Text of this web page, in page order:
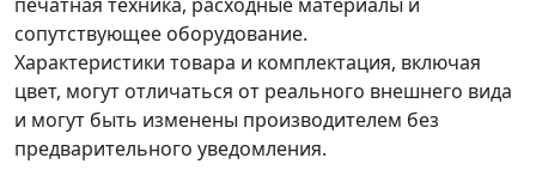
печатная техника, расходные материалы и
сопутствующее оборудование.
Характеристики товара и комплектация, включая
цвет, могут отличаться от реального внешнего вида
и могут быть изменены производителем без
предварительного уведомления.